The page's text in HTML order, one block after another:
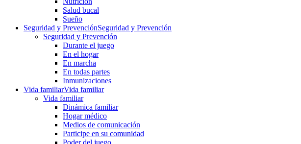
Salud bucal
Sueño
Seguridad y PrevenciónSeguridad y Prevención
Seguridad y Prevención
Durante el juego
En el hogar
En marcha
En todas partes
Inmunizaciones
Vida familiarVida familiar
Vida familiar
Dinámica familiar
Hogar médico
Medios de comunicación
Participe en su comunidad
Poder del juego